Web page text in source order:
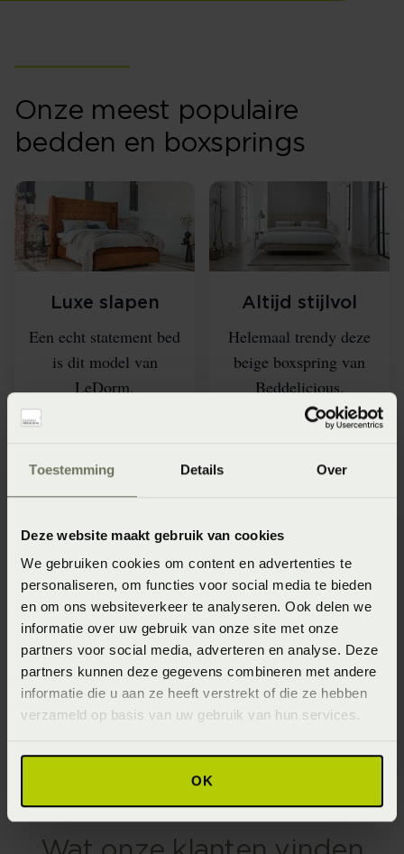
Toestemming Details Over
Deze website maakt gebruik van cookies
We gebruiken cookies om content en advertenties te
personaliseren, om functies voor social media te bieden
en om ons websiteverkeer te analyseren. Ook delen we
informatie over uw gebruik van onze site met onze
partners voor social media, adverteren en analyse. Deze
partners kunnen deze gegevens combineren met andere
informatie die u aan ze heeft verstrekt of die ze hebben
verzameld op basis van uw gebruik van hun services.
OK
Onze meest populaire
bedden en boxsprings
Luxe slapen
Een echt statement bed
is dit model van
LeDorm.
Altijd stijlvol
Helemaal trendy deze
beige boxspring van
Beddelicious.
Beddelicious
Stoer bed
Deze boxspring van
SLP is bekleed met
imitatieleer en zorgt
voor een stoere look.
Mooi hout
Dit houten ledikant van
Hasena is éen van de
vele mooie modellen
van dit Zwitserse merk.